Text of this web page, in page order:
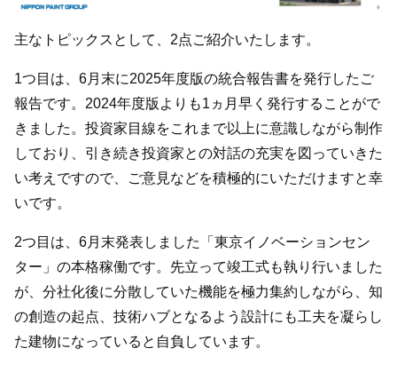
主なトピックスとして、2点ご紹介いたします。
1つ目は、6月末に2025年度版の統合報告書を発行したご
報告です。2024年度版よりも1ヵ月早く発行することがで
きました。投資家目線をこれまで以上に意識しながら制作
しており、引き続き投資家との対話の充実を図っていきた
い考えですので、ご意見などを積極的にいただけますと幸
いです。
2つ目は、6月末発表しました「東京イノベーションセン
ター」の本格稼働です。先立って竣工式も執り行いました
が、分社化後に分散していた機能を極力集約しながら、知
の創造の起点、技術ハブとなるよう設計にも工夫を凝らし
た建物になっていると自負しています。